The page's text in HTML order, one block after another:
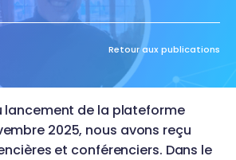
Retour aux publications
lancement de la plateforme
2025, nous avons reçu
et conférenciers. Dans le